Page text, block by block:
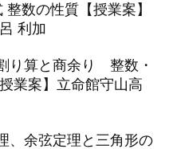
数の性質【授業案】
利加
算と商余り 整数・
業案】立命館守山高
余弦定理と三角形の